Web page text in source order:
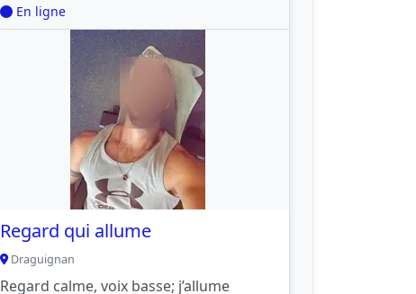
En ligne
Regard qui allume
Draguignan
Regard calme, voix basse; j’allume